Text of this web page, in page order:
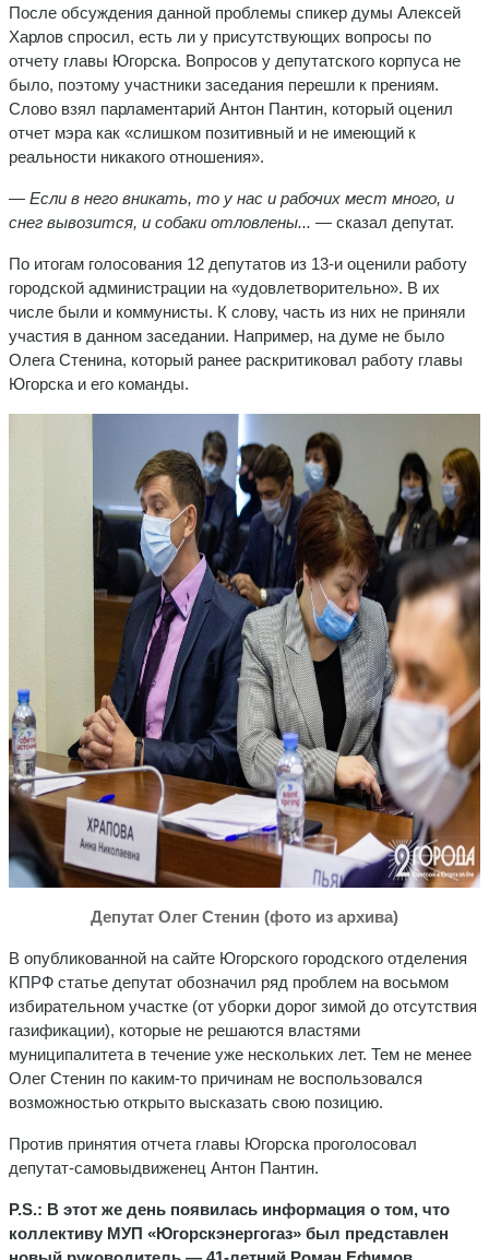
После обсуждения данной проблемы спикер думы Алексей
Харлов спросил, есть ли у присутствующих вопросы по
отчету главы Югорска. Вопросов у депутатского корпуса не
было, поэтому участники заседания перешли к прениям.
Слово взял парламентарий Антон Пантин, который оценил
отчет мэра как «слишком позитивный и не имеющий к
реальности никакого отношения».
— Если в него вникать, то у нас и рабочих мест много, и
снег вывозится, и собаки отловлены... — сказал депутат.
По итогам голосования 12 депутатов из 13-и оценили работу
городской администрации на «удовлетворительно». В их
числе были и коммунисты. К слову, часть из них не приняли
участия в данном заседании. Например, на думе не было
Олега Стенина, который ранее раскритиковал работу главы
Югорска и его команды.
Депутат Олег Стенин (фото из архива)
В опубликованной на сайте Югорского городского отделения
КПРФ статье депутат обозначил ряд проблем на восьмом
избирательном участке (от уборки дорог зимой до отсутствия
газификации), которые не решаются властями
муниципалитета в течение уже нескольких лет. Тем не менее
Олег Стенин по каким-то причинам не воспользовался
возможностью открыто высказать свою позицию.
Против принятия отчета главы Югорска проголосовал
депутат-самовыдвиженец Антон Пантин.
P.S.: В этот же день появилась информация о том, что
коллективу МУП «Югорскэнергогаз» был представлен